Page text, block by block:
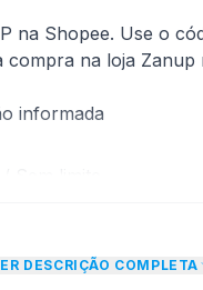
na Shopee. Use o
na loja Zanup
informada
desconto de R$
de teto máximo para
DESCRIÇÃO COMPLETA